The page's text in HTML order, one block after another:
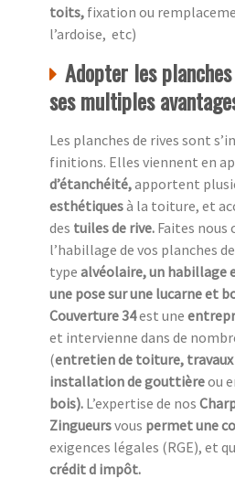
toits, fixation ou
l’ardoise, etc)
Adopter les
ses multiples
Les planches de rives sont
finitions. Elles viennent en
d’étanchéité,apportent
esthétiquesà la toiture, et
des tuiles de rive. Faites nous
l’habillage de vos planches
type alvéolaire, un habillage
une pose sur une lucarne et
Couverture 34est une
et intervienne dans de
(entretien de toiture, travaux
installation de gouttièreou
bois). L’expertise de nos
Zingueursvous permet une
exigences légales (RGE), et
crédit d impôt.